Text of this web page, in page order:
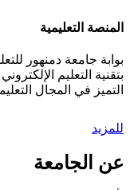
المنصة التعليمية
بوابة جامعة دمنهور
بتقنية التعليم
التميز في المجال
للمزيد
عن الجامعة